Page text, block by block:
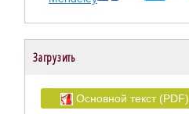
Загрузить
Основной текст (PDF)